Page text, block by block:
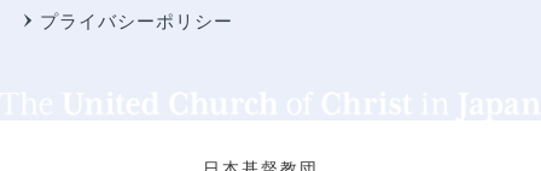
プライバシーポリシー